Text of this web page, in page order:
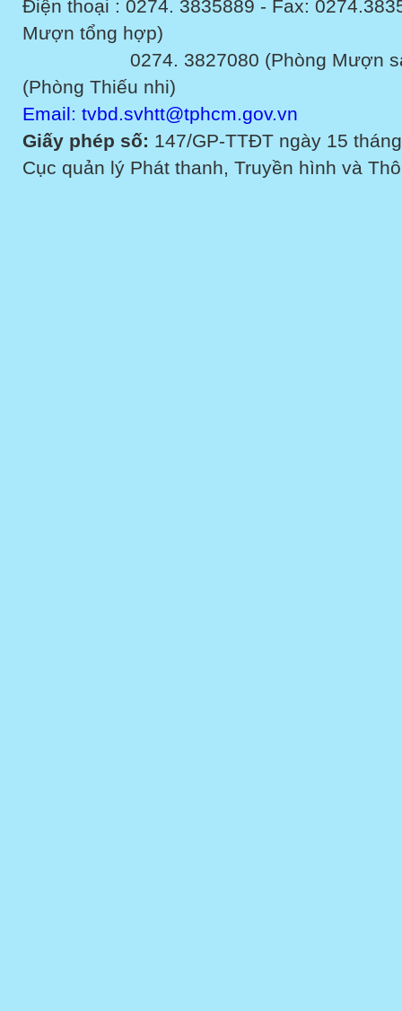
Điện thoại : 0274. 3835889 - Fax:
Mượn tổng hợp)
0274. 3827080 (Phòng Mượn sách
(Phòng Thiếu nhi)
Email: tvbd.svhtt@tphcm.gov.vn
Giấy phép số: 147/GP-TTĐT ngày 15
Cục quản lý Phát thanh, Truyền hình và